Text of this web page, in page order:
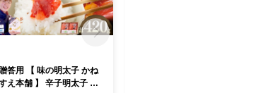
贈答用 【 味の明太子 かね
え本舗 】 辛子明太子 大